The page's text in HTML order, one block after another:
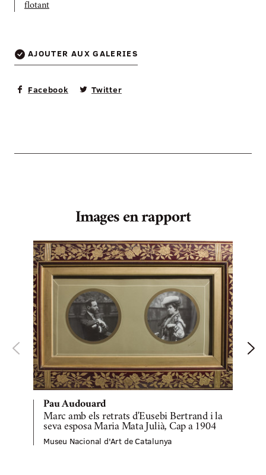
flotant
AJOUTER AUX GALERIES
Facebook Twitter
Images en rapport
Pau Audouard
Marc amb els retrats d'Eusebi Bertrand i la
seva esposa Maria Mata Julià, Cap a 1904
Museu Nacional d'Art de Catalunya